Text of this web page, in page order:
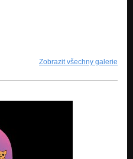
Zobrazit všechny galerie